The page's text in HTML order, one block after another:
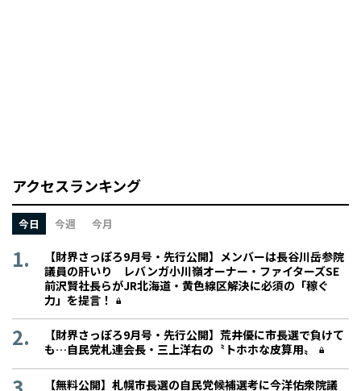
アクセスランキング
今日 今週 今月
【財界さっぽろ9月号・先行公開】メンバーは長谷川岳参院
議員の肝いり レバンガ小川嶺オーナー・ファイターズSE
前沢賢社長らがJR北海道・黄色線区解決に必須の「稼ぐ
力」を提言！
【財界さっぽろ9月号・先行公開】荒井優に市長選で負けて
も…自民党札連会長・三上洋右の〝トホホな皮算用〟
【無料公開】札幌市長選の自民党候補選考に今洋佑衆院議